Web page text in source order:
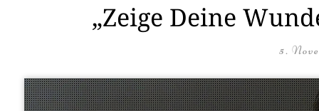
„Zeige Deine
5.